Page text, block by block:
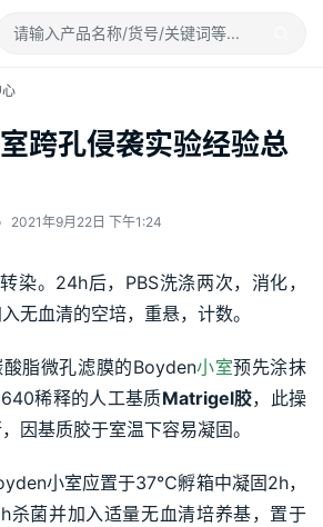
跨孔侵袭实验经验总
2021年9月22日 下午1:24
染。24h后，PBS洗涤两次，消化，
无血清的空培，重悬，计数。
脂微孔滤膜的Boyden小室预先涂抹
稀释的人工基质Matrigel胶，此操
因基质胶于室温下容易凝固。
小室应置于37℃孵箱中凝固2h，
杀菌并加入适量无血清培养基，置于